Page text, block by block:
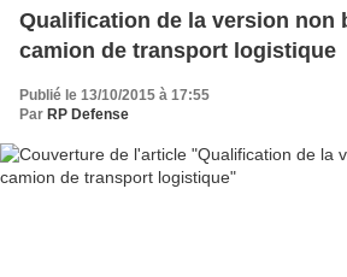
Qualification de la version non
camion de transport logistique
Publié le 13/10/2015 à 17:55
Par RP Defense